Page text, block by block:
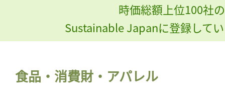
時価総額上位100社
Sustainable Japanに登録して
食品・消費財・アパレル